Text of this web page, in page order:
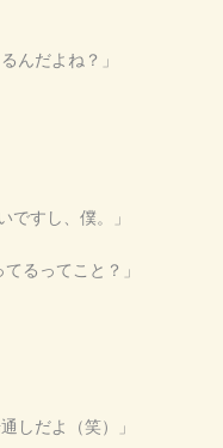
んだよね？」
ですし、僕。」
るってこと？」
しだよ（笑）」